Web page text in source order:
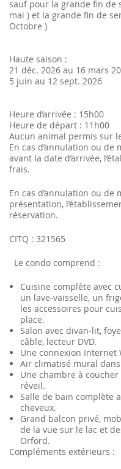
sauf pour la grande fin de
mai ) et la grande fin de
Octobre )
Haute saison :
21 déc. 2026 au 16 mars
5 juin au 12 sept. 2026
Heure d’arrivée : 15h00
Heure de départ : 11h00
Aucun animal permis sur
En cas d’annulation ou de
avant la date d’arrivée,
frais.
En cas d’annulation ou
présentation,
réservation.
CITQ : 321565
Le condo comprend :
Cuisine complète avec
un lave-vaisselle, un
les accessoires pour
place.
Salon avec divan-lit,
câble, lecteur DVD.
Une connexion Internet
Air climatisé mural
Une chambre à
réveil.
Salle de bain complète
cheveux.
Grand balcon privé,
de la vue sur le lac et
Orford.
Compléments extérieurs :